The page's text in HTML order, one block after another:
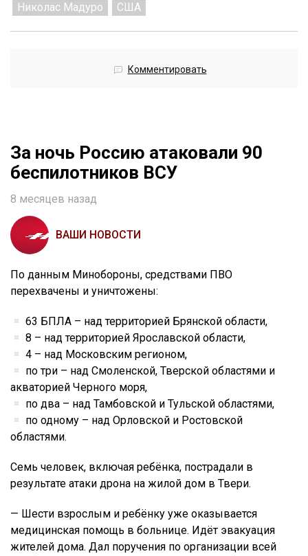
Николас Мадуро
США
Комментировать
За ночь Россию атаковали 90
беспилотников ВСУ
8 месяцев назад
ВАШИ НОВОСТИ
По данным Минобороны, средствами ПВО
перехвачены и уничтожены:
63 БПЛА – над территорией Брянской области,
8 – над территорией Ярославской области,
4 – над Московским регионом,
по три – над Смоленской, Тверской областями и
акваторией Черного моря,
по два – над Тамбовской и Тульской областями,
по одному – над Орловской и Ростовской
областями.
Семь человек, включая ребёнка, пострадали в
результате атаки дрона на жилой дом в Твери.
— Шести взрослым и ребёнку уже оказывается
медицинская помощь в больнице. Идёт эвакуация
жителей дома. Дал поручения по организации всей